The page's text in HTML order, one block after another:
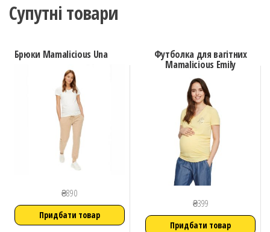
Супутні товари
Брюки Mamalicious Una
₴890
Придбати товар
Футболка для вагітних
Mamalicious Emily
₴399
Придбати товар